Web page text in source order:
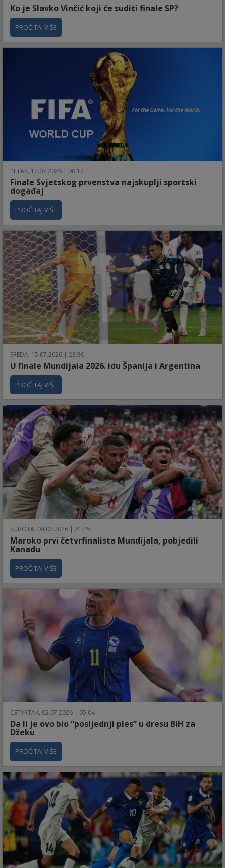
Ko je Slavko Vinčić koji će suditi finale SP?
PROČITAJ VIŠE
PETAK, 17.07.2026 | 08:17
Finale Svjetskog prvenstva najskuplji sportski
događaj
PROČITAJ VIŠE
SREDA, 15.07.2026 | 23:30
U finale Mundijala 2026. idu Španija i Argentina
PROČITAJ VIŠE
SUBOTA, 04.07.2026 | 21:45
Maroko prvi četvrfinalista Mundijala, pobjedili
Kanadu
PROČITAJ VIŠE
ČETVRTAK, 02.07.2026 | 05:04
Da li je ovo bio “posljednji ples” u dresu BiH za
Džeku
PROČITAJ VIŠE